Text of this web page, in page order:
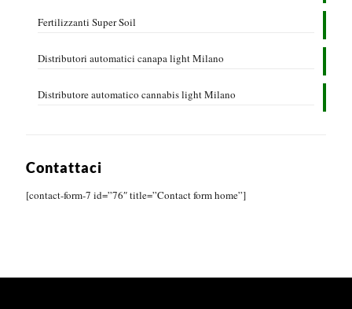
Fertilizzanti Super Soil
Distributori automatici canapa light Milano
Distributore automatico cannabis light Milano
Contattaci
[contact-form-7 id=”76″ title=”Contact form home”]